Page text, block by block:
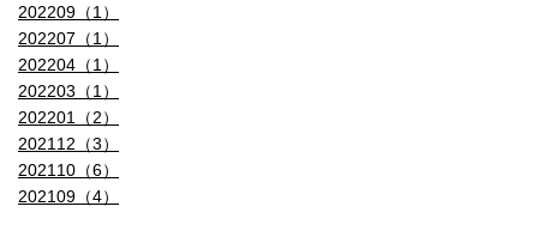
202209（1）
202207（1）
202204（1）
202203（1）
202201（2）
202112（3）
202110（6）
202109（4）